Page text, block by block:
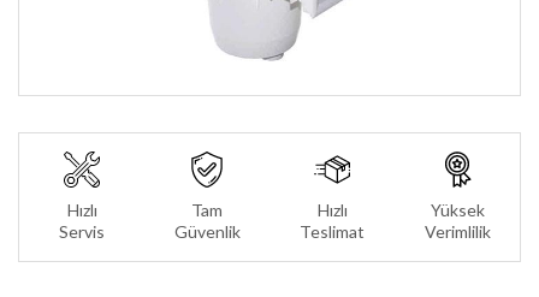
Hızlı
Servis
Tam
Güvenlik
Hızlı
Teslimat
Yüksek
Verimlilik